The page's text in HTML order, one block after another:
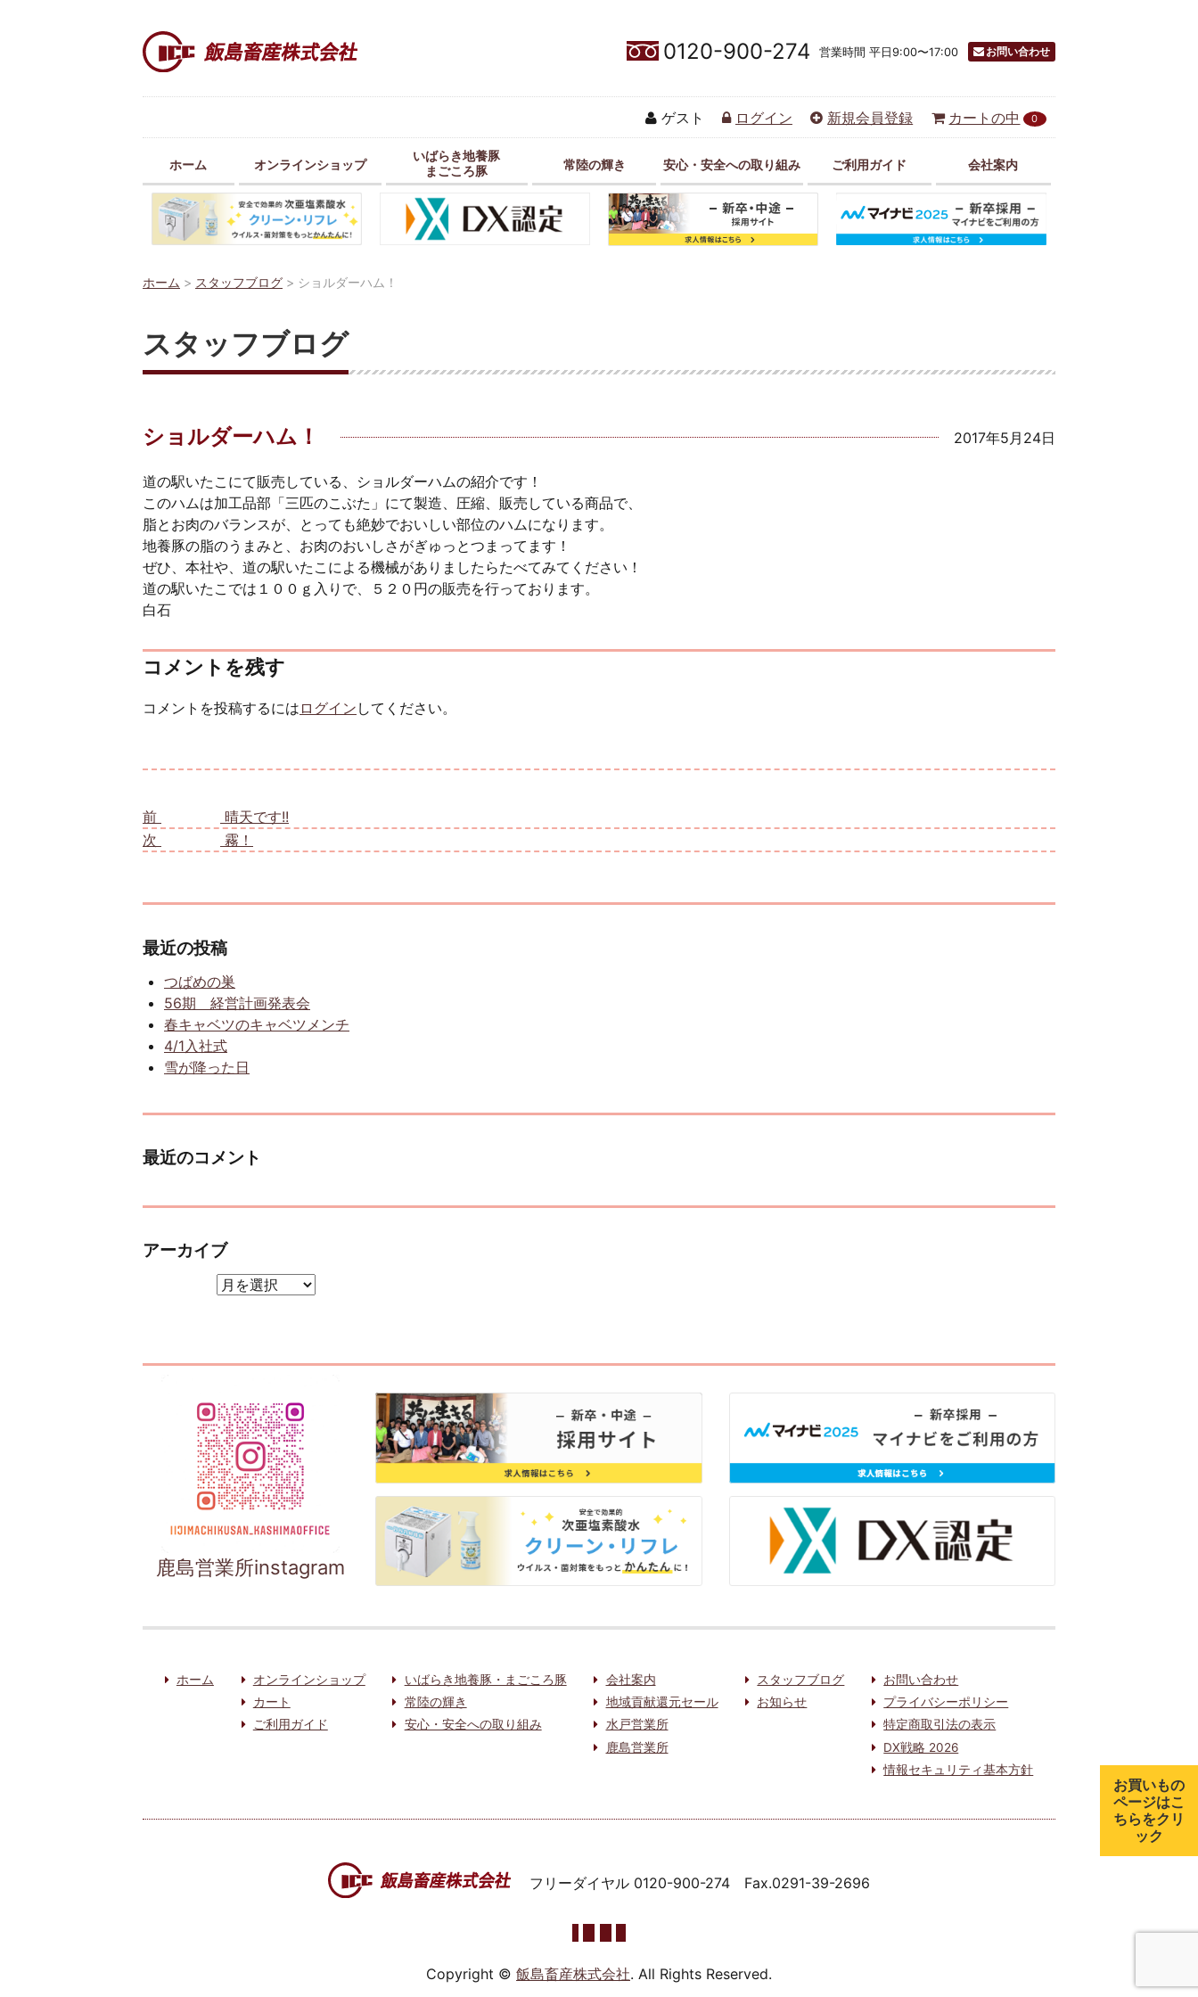
0120-900-274 営業時間 平日9:00〜17:00 お問い合わせ
ゲスト ログイン 新規会員登録 カートの中 0
ホーム オンラインショップ
いばらき地養豚
まごころ豚
常陸の輝き 安心・安全への取り組み ご利用ガイド 会社案内
ホーム > スタッフブログ > ショルダーハム！
スタッフブログ
ショルダーハム！ 2017年5月24日
道の駅いたこにて販売している、ショルダーハムの紹介です！
このハムは加工品部「三匹のこぶた」にて製造、圧縮、販売している商品で、
脂とお肉のバランスが、とっても絶妙でおいしい部位のハムになります。
地養豚の脂のうまみと、お肉のおいしさがぎゅっとつまってます！
ぜひ、本社や、道の駅いたこによる機械がありましたらたべてみてください！
道の駅いたこでは１００ｇ入りで、５２０円の販売を行っております。
白石
コメントを残す
コメントを投稿するには ログイン してください。
前
晴天です!!
次
霧！
最近の投稿
つばめの巣
56期 経営計画発表会
春キャベツのキャベツメンチ
4/1入社式
雪が降った日
最近のコメント
アーカイブ
鹿島営業所instagram
ホーム
オンラインショップ
カート
ご利用ガイド
いばらき地養豚・まごころ豚
常陸の輝き
安心・安全への取り組み
会社案内
地域貢献還元セール
水戸営業所
鹿島営業所
スタッフブログ
お知らせ
お問い合わせ
プライバシーポリシー
特定商取引法の表示
DX戦略 2026
情報セキュリティ基本方針
フリーダイヤル 0120-900-274 Fax.0291-39-2696
Copyright © 飯島畜産株式会社. All Rights Reserved.
お買いもの
ページはこ
ちらをクリ
ック